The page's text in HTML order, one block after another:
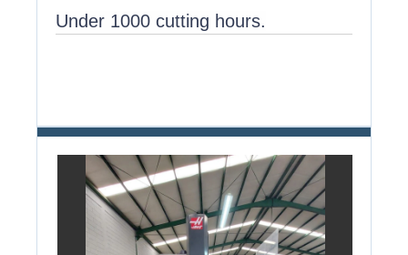
Under 1000 cutting hours.